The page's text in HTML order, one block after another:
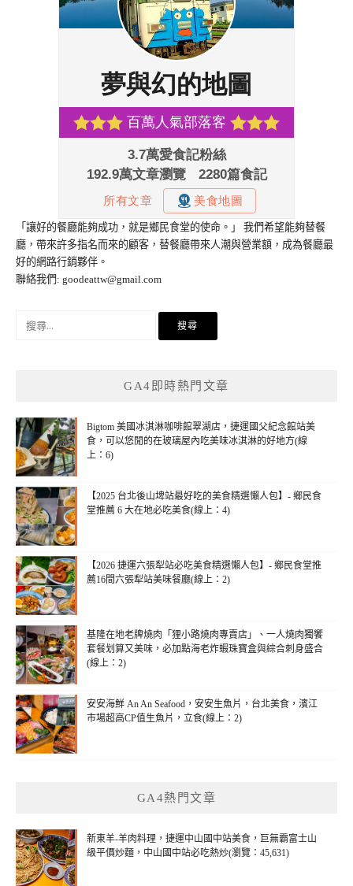
「讓好的餐廳能夠成功，就是鄉民食堂的使命。」 我們希望能夠替餐
廳，帶來許多指名而來的顧客，替餐廳帶來人潮與營業額，成為餐廳最
好的網路行銷夥伴。
聯絡我們: goodeattw@gmail.com
GA4即時熱門文章
Bigtom 美國冰淇淋咖啡館翠湖店，捷運國父紀念館站美
食，可以悠閒的在玻璃屋內吃美味冰淇淋的好地方(線
上：6)
【2025 台北後山埤站最好吃的美食精選懶人包】- 鄉民食
堂推薦 6 大在地必吃美食(線上：4)
【2026 捷運六張犁站必吃美食精選懶人包】- 鄉民食堂推
薦16間六張犁站美味餐廳(線上：2)
基隆在地老牌燒肉「狸小路燒肉專賣店」、一人燒肉獨饗
套餐划算又美味，必加點海老炸蝦珠寶盒與綜合刺身盛合
(線上：2)
安安海鮮 An An Seafood，安安生魚片，台北美食，濱江
市場超高CP值生魚片，立食(線上：2)
GA4熱門文章
新東羊-羊肉料理，捷運中山國中站美食，巨無霸富士山
級平價炒麵，中山國中站必吃熱炒(瀏覽：45,631)